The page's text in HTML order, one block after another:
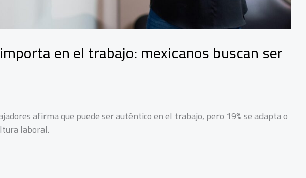
en el trabajo: mexicanos buscan ser
afirma que puede ser auténtico en el trabajo, pero 19% se adapta o
laboral.